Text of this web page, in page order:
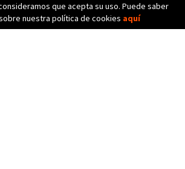
que acepta su uso. Puede saber
nuestra política de cookies aquí